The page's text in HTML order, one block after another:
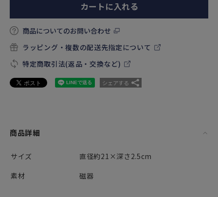
カートに入れる
商品についてのお問い合わせ
ラッピング・複数の配送先指定について
特定商取引法(返品・交換など)
シェアする
商品詳細
サイズ
直径約21×深さ2.5cm
素材
磁器